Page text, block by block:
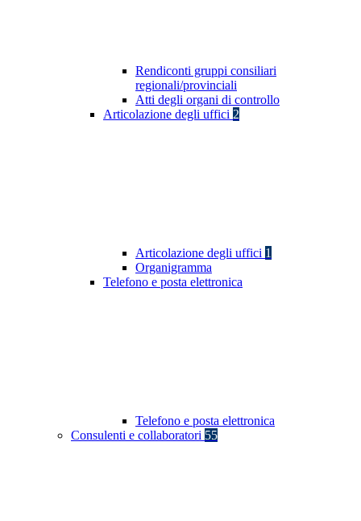
Rendiconti gruppi consiliari
regionali/provinciali
Atti degli organi di controllo
Articolazione degli uffici 2
Articolazione degli uffici 1
Organigramma
Telefono e posta elettronica
Telefono e posta elettronica
Consulenti e collaboratori 55